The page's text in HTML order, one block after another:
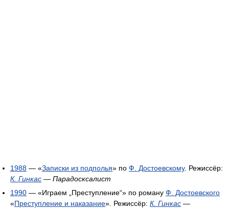
1988 — «Записки из подполья» по Ф. Достоевскому. Режиссёр:
К. Гинкас — Парадосксалист
1990 — «Играем „Преступление“» по роману Ф. Достоевского
«Преступление и наказание». Режиссёр: К. Гинкас —